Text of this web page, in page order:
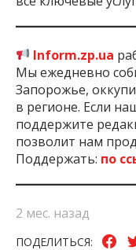
Inform.zp.ua
Мы ежедневно
Запорожье,
в регионе. Если
поддержите
позволит нам
Поддержать: по
2 мес. назад
ПОДЕЛИТЬСЯ: